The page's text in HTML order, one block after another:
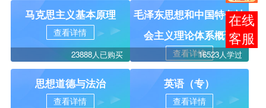
马克思主义基本原理
查看详情
23888人已购买
毛泽东思想和中国特色社
会主义理论体系概论
查看详情16523人学过
思想道德与法治
查看详情
英语（专）
查看详情
在线
客服